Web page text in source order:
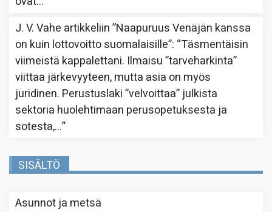
J. V. Vahe artikkeliin”Naapuruus Venäjän kanssa
on kuin lottovoitto suomalaisille”: “Täsmentäisin
viimeistä kappalettani. Ilmaisu ”tarveharkinta”
viittaa järkevyyteen, mutta asia on myös
juridinen. Perustuslaki ”velvoittaa” julkista
sektoria huolehtimaan perusopetuksesta ja
sotesta,…”
SISÄLTÖ
Asunnot ja metsä